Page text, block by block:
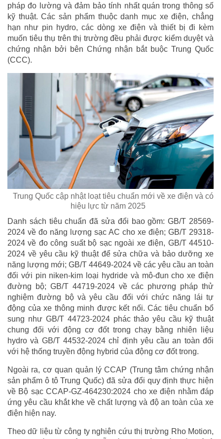
pháp đo lường và đảm bảo tính nhất quán trong thông số
kỹ thuật. Các sản phẩm thuộc danh mục xe điện, chẳng
hạn như pin hydro, các dòng xe điện và thiết bị đi kèm
muốn tiêu thụ trên thị trường đều phải được kiểm duyệt và
chứng nhận bởi bên Chứng nhận bắt buộc Trung Quốc
(CCC).
Trung Quốc cập nhật loạt tiêu chuẩn mới về xe điện và có
hiệu lực từ năm 2025
Danh sách tiêu chuẩn đã sửa đổi bao gồm: GB/T 28569-
2024 về đo năng lượng sạc AC cho xe điện; GB/T 29318-
2024 về đo công suất bộ sạc ngoài xe điện, GB/T 44510-
2024 về yêu cầu kỹ thuật để sửa chữa và bảo dưỡng xe
năng lượng mới; GB/T 44649-2024 về các yêu cầu an toàn
đối với pin niken-kim loại hydride và mô-đun cho xe điện
đường bộ; GB/T 44719-2024 về các phương pháp thử
nghiệm đường bộ và yêu cầu đối với chức năng lái tự
động của xe thông minh được kết nối. Các tiêu chuẩn bổ
sung như GB/T 44723-2024 phác thảo yêu cầu kỹ thuật
chung đối với động cơ đốt trong chạy bằng nhiên liệu
hydro và GB/T 44532-2024 chỉ định yêu cầu an toàn đối
với hệ thống truyền động hybrid của động cơ đốt trong.
Ngoài ra, cơ quan quản lý CCAP (Trung tâm chứng nhận
sản phẩm ô tô Trung Quốc) đã sửa đổi quy định thực hiện
về Bộ sạc CCAP-GZ-464230:2024 cho xe điện nhằm đáp
ứng yêu cầu khắt khe về chất lượng và độ an toàn của xe
điện hiện nay.
Theo dữ liệu từ công ty nghiên cứu thị trường Rho Motion,